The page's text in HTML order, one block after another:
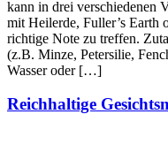
kann in drei verschiedenen
mit Heilerde, Fuller’s Earth
richtige Note zu treffen.
(z.B. Minze, Petersilie,
Wasser oder […]
Reichhaltige